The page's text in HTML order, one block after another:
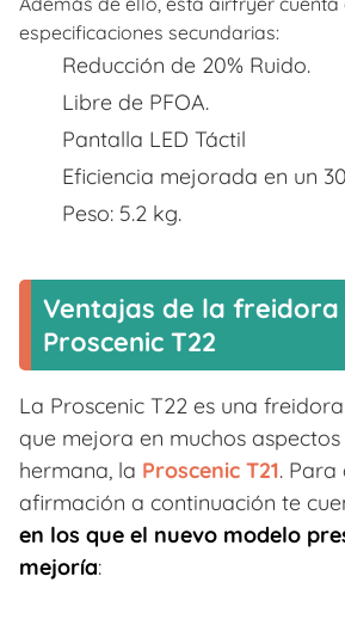
especificaciones secundarias:
Reducción de 20% Ruido.
Libre de PFOA.
Pantalla LED Táctil
Eficiencia mejorada en un
Peso: 5.2 kg.
Ventajas de la freidora
Proscenic T22
La Proscenic T22 es una
que mejora en muchos
hermana, la Proscenic T21.
afirmación a continuación te
en los que el nuevo modelo
mejoría: